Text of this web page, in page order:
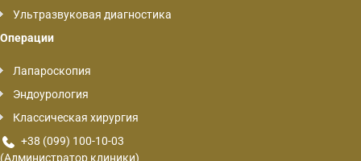
Ультразвуковая диагностика
Операции
Лапароскопия
Эндоурология
Классическая хирургия
+38 (099) 100-10-03
(Администратор клиники)